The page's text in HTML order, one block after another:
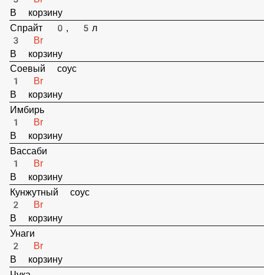
Фанта 0, 5л
3 Br
В корзину
Спрайт 0, 5л
3 Br
В корзину
Соевый соус
В корзину
Имбирь
1 Br
В корзину
Вассаби
1 Br
В корзину
Кунжутный соус